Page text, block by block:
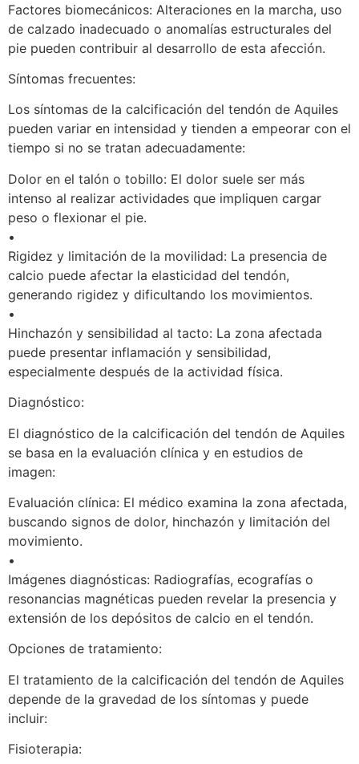
Factores biomecánicos: Alteraciones en la marcha, uso
de calzado inadecuado o anomalías estructurales del
pie pueden contribuir al desarrollo de esta afección.
Síntomas frecuentes:
Los síntomas de la calcificación del tendón de Aquiles
pueden variar en intensidad y tienden a empeorar con el
tiempo si no se tratan adecuadamente:
Dolor en el talón o tobillo: El dolor suele ser más
intenso al realizar actividades que impliquen cargar
peso o flexionar el pie.
•
Rigidez y limitación de la movilidad: La presencia de
calcio puede afectar la elasticidad del tendón,
generando rigidez y dificultando los movimientos.
•
Hinchazón y sensibilidad al tacto: La zona afectada
puede presentar inflamación y sensibilidad,
especialmente después de la actividad física.
Diagnóstico:
El diagnóstico de la calcificación del tendón de Aquiles
se basa en la evaluación clínica y en estudios de
imagen:
Evaluación clínica: El médico examina la zona afectada,
buscando signos de dolor, hinchazón y limitación del
movimiento.
•
Imágenes diagnósticas: Radiografías, ecografías o
resonancias magnéticas pueden revelar la presencia y
extensión de los depósitos de calcio en el tendón.
Opciones de tratamiento:
El tratamiento de la calcificación del tendón de Aquiles
depende de la gravedad de los síntomas y puede
incluir:
Fisioterapia: